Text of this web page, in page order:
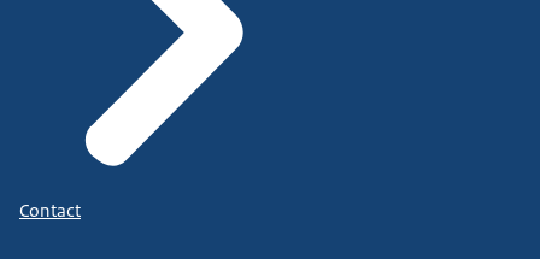
Contact